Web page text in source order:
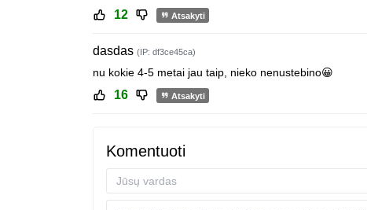
12 Atsakyti
dasdas (IP: df3ce45ca)
nu kokie 4-5 metai jau taip, nieko nenustebino😀
16 Atsakyti
Komentuoti